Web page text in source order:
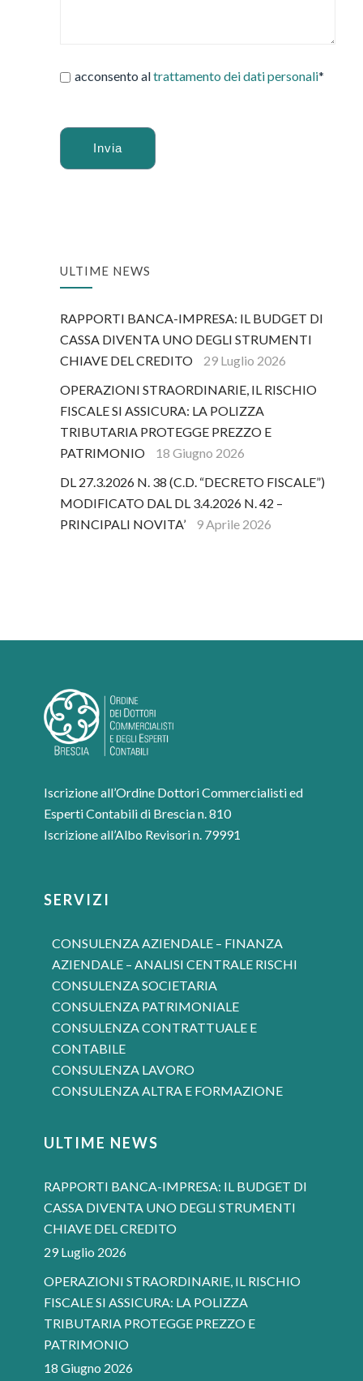
acconsento altrattamento dei dati personali*
ULTIME NEWS
RAPPORTI BANCA-IMPRESA: IL BUDGET DI
CASSA DIVENTA UNO DEGLI STRUMENTI
CHIAVE DEL CREDITO
29 Luglio 2026
OPERAZIONI STRAORDINARIE, IL RISCHIO
FISCALE SI ASSICURA: LA POLIZZA
TRIBUTARIA PROTEGGE PREZZO E
PATRIMONIO
18 Giugno 2026
DL 27.3.2026 N. 38 (C.D. “DECRETO FISCALE”)
MODIFICATO DAL DL 3.4.2026 N. 42 –
PRINCIPALI NOVITA’
9 Aprile 2026
Iscrizione all’Ordine Dottori Commercialisti ed
Esperti Contabili di Brescia n. 810
Iscrizione all’Albo Revisori n. 79991
SERVIZI
CONSULENZA AZIENDALE – FINANZA
AZIENDALE – ANALISI CENTRALE RISCHI
CONSULENZA SOCIETARIA
CONSULENZA PATRIMONIALE
CONSULENZA CONTRATTUALE E
CONTABILE
CONSULENZA LAVORO
CONSULENZA ALTRA E FORMAZIONE
ULTIME NEWS
RAPPORTI BANCA-IMPRESA: IL BUDGET DI
CASSA DIVENTA UNO DEGLI STRUMENTI
CHIAVE DEL CREDITO
29 Luglio 2026
OPERAZIONI STRAORDINARIE, IL RISCHIO
FISCALE SI ASSICURA: LA POLIZZA
TRIBUTARIA PROTEGGE PREZZO E
PATRIMONIO
18 Giugno 2026